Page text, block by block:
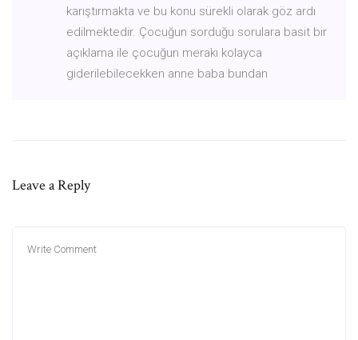
karıştırmakta ve bu konu sürekli olarak göz ardı
edilmektedir. Çocuğun sorduğu sorulara basit bir
açıklama ile çocuğun merakı kolayca
giderilebilecekken anne baba bundan
Leave a Reply